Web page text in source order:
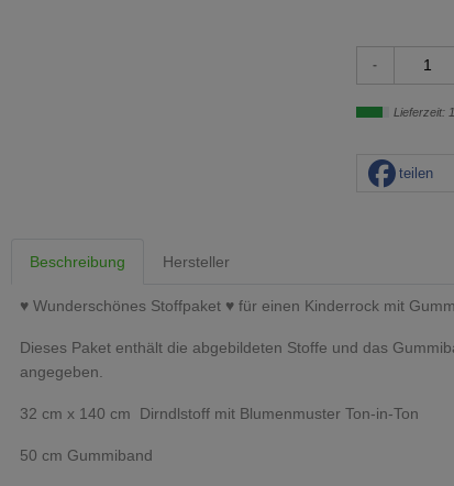
Lieferzeit:
teilen
Beschreibung Hersteller
♥ Wunderschönes Stoffpaket ♥ für einen Kinderrock mit
Dieses Paket enthält die abgebildeten Stoffe und das
angegeben.
32 cm x 140 cm Dirndlstoff mit Blumenmuster Ton-in-Ton
50 cm Gummiband